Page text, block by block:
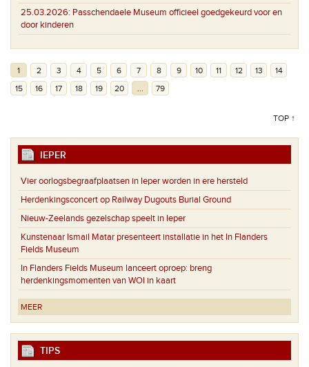
25.03.2026: Passchendaele Museum officieel goedgekeurd voor en
door kinderen
1 2 3 4 5 6 7 8 9 10 11 12 13
14
15
16 17 18 19 20 79
TOP ↑
IEPER
Vier oorlogsbegraafplaatsen in Ieper worden in ere hersteld
Herdenkingsconcert op Railway Dugouts Burial Ground
Nieuw-Zeelands gezelschap speelt in Ieper
Kunstenaar Ismail Matar presenteert installatie in het In Flanders
Fields Museum
In Flanders Fields Museum lanceert oproep: breng
herdenkingsmomenten van WOI in kaart
MEER
TIPS